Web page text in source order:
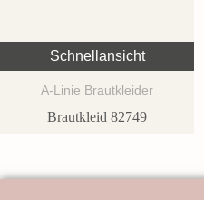
Schnellansicht
A-Linie Brautkleider
Brautkleid 82749